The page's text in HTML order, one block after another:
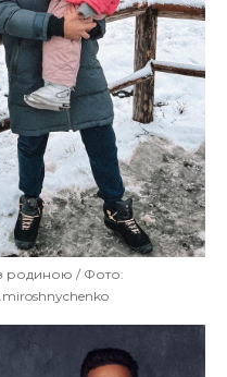
родиною / Фото: